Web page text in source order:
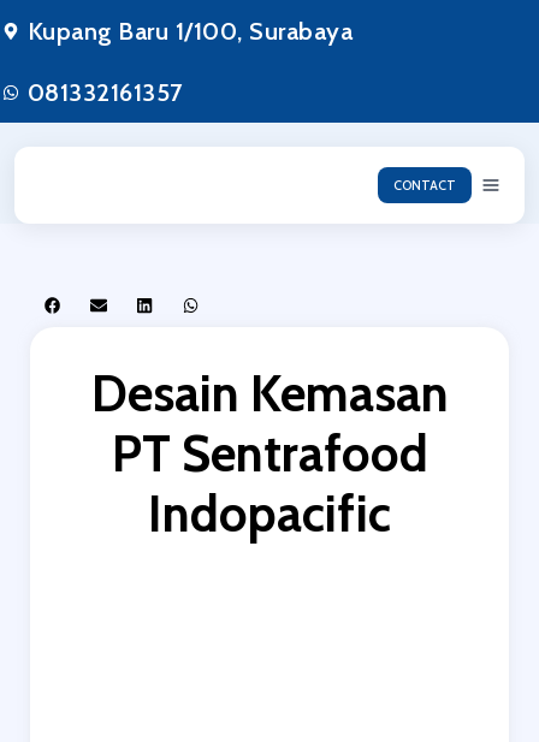
Kupang Baru 1/100, Surabaya
081332161357
CONTACT
Desain Kemasan
PT Sentrafood
Indopacific